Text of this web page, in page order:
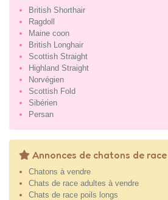
British Shorthair
Ragdoll
Maine coon
British Longhair
Scottish Straight
Highland Straight
Norvégien
Scottish Fold
Sibérien
Persan
Annonces de chatons de
Chatons à vendre
Chats de race adultes à vendre
Chats de race poils longs